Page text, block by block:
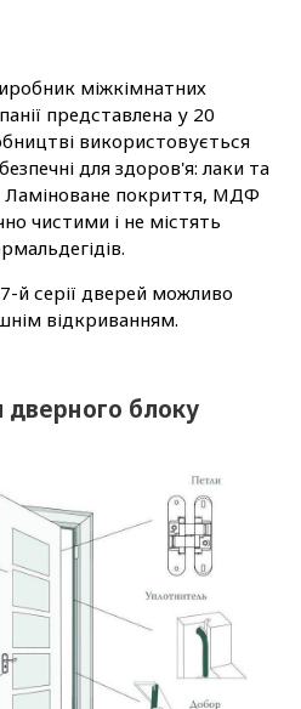
міжкімнатних
представлена у 20
використовується
для здоров'я: лаки та
Ламіноване покриття, МДФ
чистими і не містять
й серії дверей можливо
відкриванням.
дверного блоку